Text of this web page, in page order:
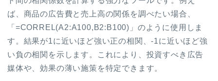
ば、商品の広告費と売上高の関係を調べたい場合、
「=CORREL(A2:A100,B2:B100)」のように使用しま
す。結果が1に近いほど強い正の相関、-1に近いほど強
い負の相関を示します。これにより、投資すべき広告
媒体や、効果の薄い施策を特定できます。